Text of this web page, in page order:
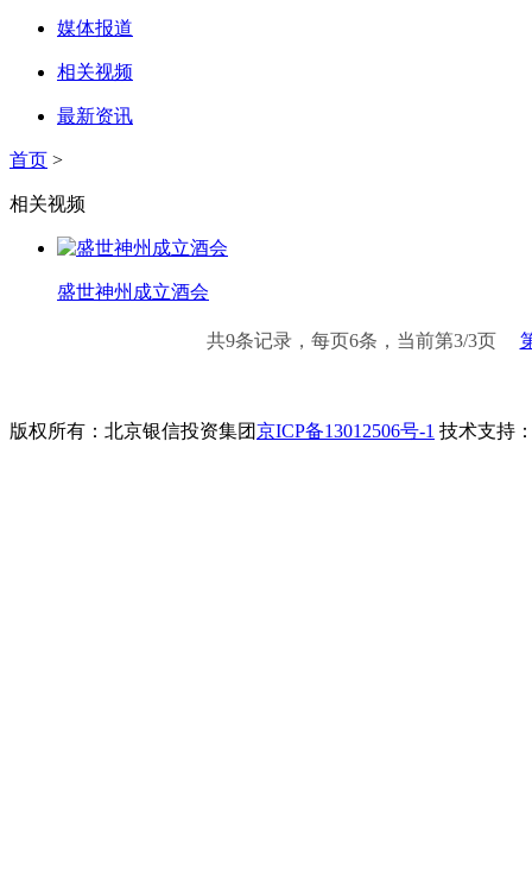
媒体报道
相关视频
最新资讯
首页 >
相关视频
盛世神州成立酒会
共9条记录，每页6条，当前第3/3页
版权所有：北京银信投资集团京ICP备13012506号-1 技术支持